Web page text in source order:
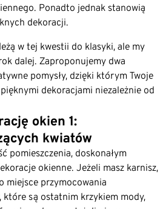
Ponadto jednak stanowią
dekoracji.
w tej kwestii do klasyki, ale my
dalej. Zaproponujemy dwa
pomysły, dzięki którym Twoje
dekoracjami niezależnie od
okien 1:
kwiatów
pomieszczenia, doskonałym
okienne. Jeżeli masz karnisz,
miejsce przymocowania
które są ostatnim krzykiem mody,